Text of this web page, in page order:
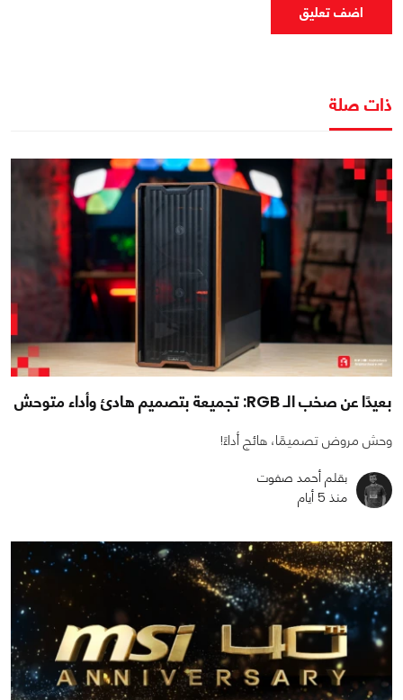
اضف تعليق
ذات صلة
بعيدًا عن صخب الـ RGB: تجميعة بتصميم هادئ وأداء متوحش
وحش مروض تصميمًا، هائج أداءً!
بقلم أحمد صفوت
منذ 5 أيام